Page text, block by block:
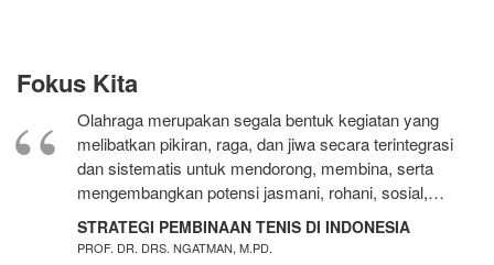
Fokus Kita
Olahraga merupakan segala bentuk kegiatan yang
melibatkan pikiran, raga, dan jiwa secara terintegrasi
dan sistematis untuk mendorong, membina, serta
mengembangkan potensi jasmani, rohani, sosial,…
STRATEGI PEMBINAAN TENIS DI INDONESIA
PROF. DR. DRS. NGATMAN, M.PD.